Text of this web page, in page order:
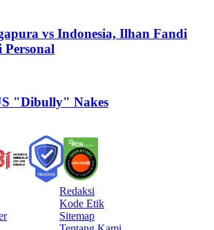
vs Indonesia, Ilhan Fandi
Personal
"Dibully" Nakes
Redaksi
Kode Etik
Sitemap